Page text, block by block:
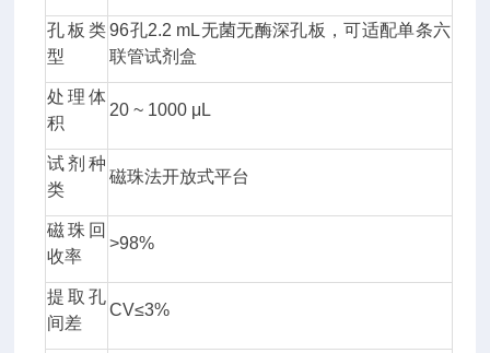
孔板类
型
96孔2.2 mL无菌无酶深孔板，可适配单条六
联管试剂盒
处理体
积
20 ~ 1000 μL
试剂种
类
磁珠法开放式平台
磁珠回
收率
>98%
提取孔
间差
CV≤3%